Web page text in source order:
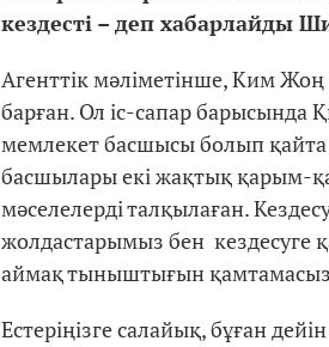
кездесті – деп хабарлайды
Агенттік мәліметінше, Ким
барған. Ол іс-сапар
мемлекет басшысы болып қайта
басшылары екі жақтық қарым-
мәселелерді талқылаған.
жолдастарымыз бен кездесуге
аймақ тыныштығын қамтамасыз
Естеріңізге салайық, бұған